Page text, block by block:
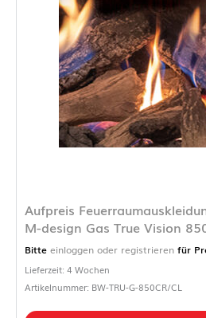
Aufpreis
M-design Gas True Vision
Bitte einloggen oder registrieren für
Lieferzeit: 4 Wochen
Artikelnummer: BW-TRU-G-850CR/CL